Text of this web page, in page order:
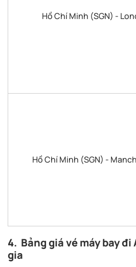
Hồ Chí Minh (SGN) -
Hồ Chí Minh (SGN) -
4. Bảng giá vé máy bay đi
gia